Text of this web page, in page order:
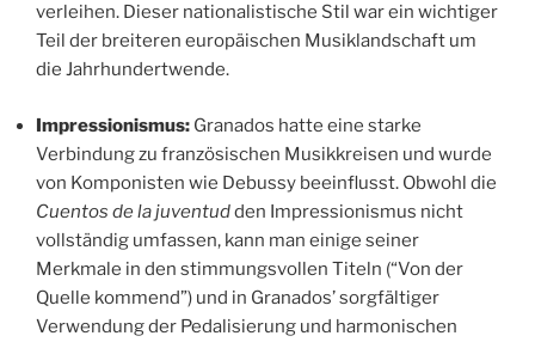
verleihen. Dieser nationalistische Stil war ein wichtiger
Teil der breiteren europäischen Musiklandschaft um
die Jahrhundertwende.
Impressionismus: Granados hatte eine starke
Verbindung zu französischen Musikkreisen und wurde
von Komponisten wie Debussy beeinflusst. Obwohl die
Cuentos de la juventudden Impressionismus nicht
vollständig umfassen, kann man einige seiner
Merkmale in den stimmungsvollen Titeln (“Von der
Quelle kommend”) und in Granados’ sorgfältiger
Verwendung der Pedalisierung und harmonischen